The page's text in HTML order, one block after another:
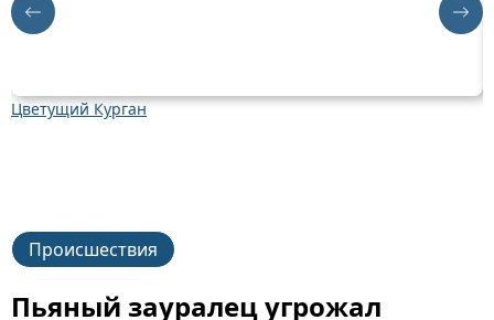
Цветущий Курган
Происшествия
Пьяный зауралец угрожал